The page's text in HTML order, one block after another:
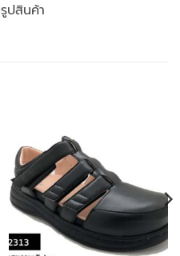
ปสินค้า